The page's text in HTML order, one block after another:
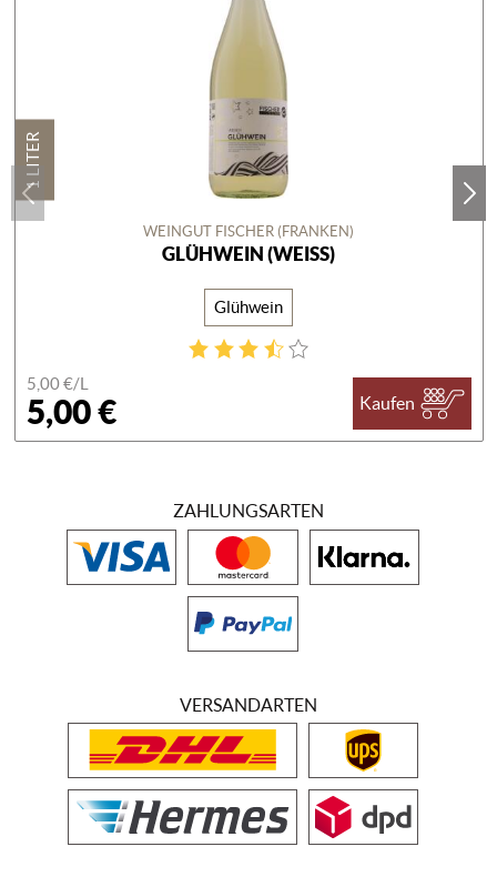
1 LITER
WEINGUT FISCHER (FRANKEN)
GLÜHWEIN (WEISS)
Glühwein
5,00 €/L
5,00 € Kaufen
ZAHLUNGSARTEN
VERSANDARTEN